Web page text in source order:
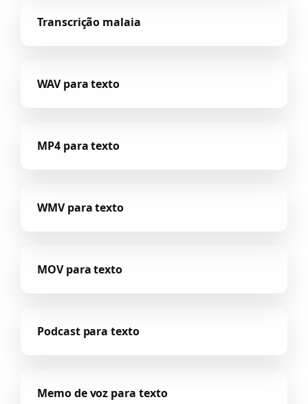
Transcrição malaia
WAV para texto
MP4 para texto
WMV para texto
MOV para texto
Podcast para texto
Memo de voz para texto